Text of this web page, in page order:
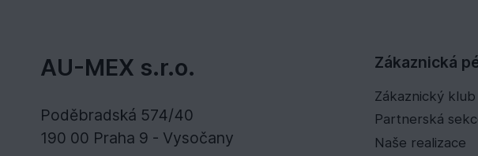
AU-MEX s.r.o.
Poděbradská 574/40
190 00 Praha 9 - Vysočany
Zákaznická
Zákaznický klub
Partnerská
Naše realizace